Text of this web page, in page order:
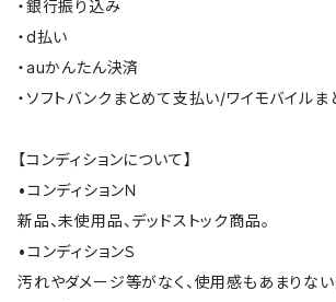
・銀行振り込み
・d払い
・auかんたん決済
・ソフトバンクまとめて支払い/ワイモバイル
【コンディションについて】
•コンディションＮ
新品、未使用品、デッドストック商品。
•コンディションＳ
汚れやダメージ等がなく、使用感もあまりな